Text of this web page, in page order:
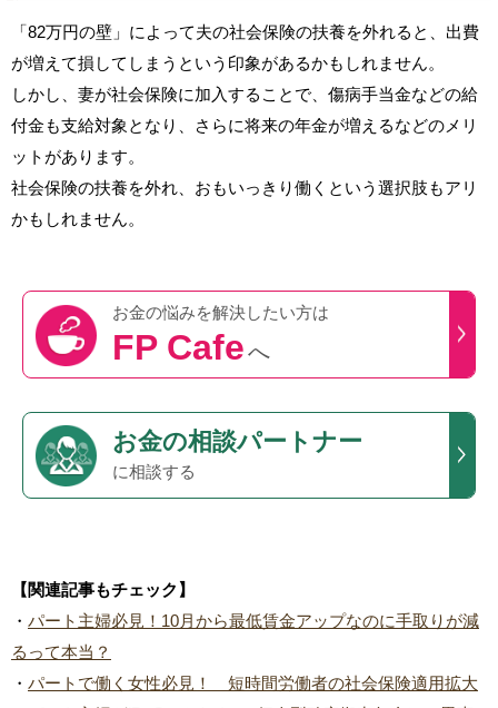
「82万円の壁」によって夫の社会保険の扶養を外れると、出費
が増えて損してしまうという印象があるかもしれません。
しかし、妻が社会保険に加入することで、傷病手当金などの給
付金も支給対象となり、さらに将来の年金が増えるなどのメリ
ットがあります。
社会保険の扶養を外れ、おもいっきり働くという選択肢もアリ
かもしれません。
お金の悩みを解決したい方は
FP Cafeへ
お金の相談パートナー
に相談する
【関連記事もチェック】
・ パート主婦必見！10月から最低賃金アップなのに手取りが減
るって本当？
・ パートで働く女性必見！ 短時間労働者の社会保険適用拡大